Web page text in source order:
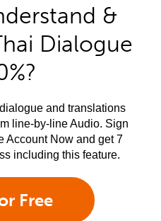
&
Dialogue
and translations
line-by-line Audio. Sign
Account Now and get 7
including this feature.
Free